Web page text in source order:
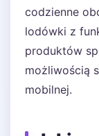
codzienne
lodówki z
produktów
możliwością
mobilnej.